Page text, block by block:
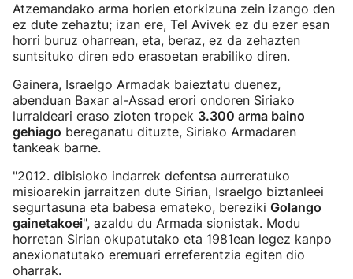
Atzemandako arma horien etorkizuna zein izango den
ez dute zehaztu; izan ere, Tel Avivek ez du ezer esan
horri buruz oharrean, eta, beraz, ez da zehazten
suntsituko diren edo erasoetan erabiliko diren.
Gainera, Israelgo Armadak baieztatu duenez,
abenduan Baxar al-Assad erori ondoren Siriako
lurraldeari eraso zioten tropek 3.300 arma baino
gehiago bereganatu dituzte, Siriako Armadaren
tankeak barne.
"2012. dibisioko indarrek defentsa aurreratuko
misioarekin jarraitzen dute Sirian, Israelgo biztanleei
segurtasuna eta babesa emateko, bereziki Golango
gainetakoei", azaldu du Armada sionistak. Modu
horretan Sirian okupatutako eta 1981ean legez kanpo
anexionatutako eremuari erreferentzia egiten dio
oharrak.